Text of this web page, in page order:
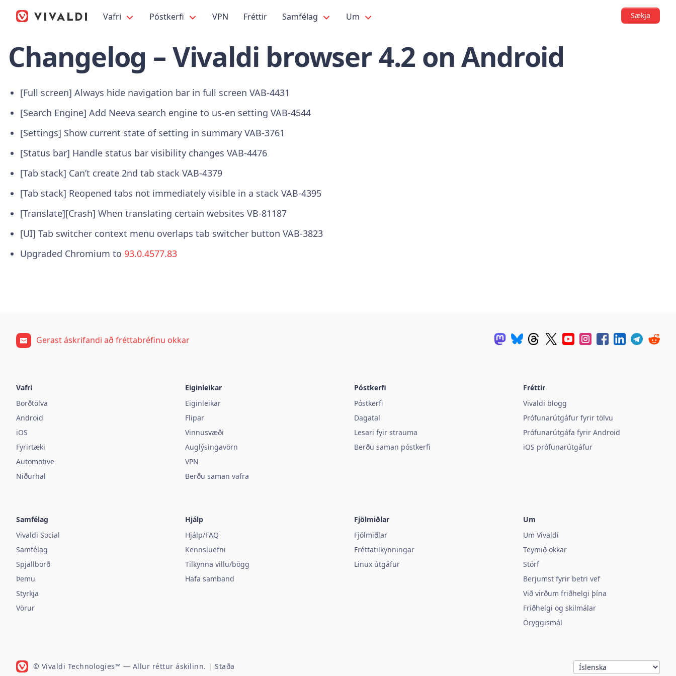
Vafri Póstkerfi VPN Fréttir Samfélag Um Sækja
Changelog – Vivaldi browser 4.2 on Android
[Full screen] Always hide navigation bar in full screen VAB-4431
[Search Engine] Add Neeva search engine to us-en setting VAB-4544
[Settings] Show current state of setting in summary VAB-3761
[Status bar] Handle status bar visibility changes VAB-4476
[Tab stack] Can’t create 2nd tab stack VAB-4379
[Tab stack] Reopened tabs not immediately visible in a stack VAB-4395
[Translate][Crash] When translating certain websites VB-81187
[UI] Tab switcher context menu overlaps tab switcher button VAB-3823
Upgraded Chromium to 93.0.4577.83
Gerast áskrifandi að fréttabréfinu okkar
Vafri
Borðtölva
Android
iOS
Fyrirtæki
Automotive
Niðurhal
Eiginleikar
Eiginleikar
Flipar
Vinnusvæði
Auglýsingavörn
VPN
Berðu saman vafra
Póstkerfi
Póstkerfi
Dagatal
Lesari fyir strauma
Berðu saman póstkerfi
Fréttir
Vivaldi blogg
Prófunarútgáfur fyrir tölvu
Prófunarútgáfa fyrir Android
iOS prófunarútgáfur
Samfélag
Vivaldi Social
Samfélag
Spjallborð
Þemu
Styrkja
Vörur
Hjálp
Hjálp/FAQ
Kennsluefni
Tilkynna villu/bögg
Hafa samband
Fjölmiðlar
Fjölmiðlar
Fréttatilkynningar
Linux útgáfur
Um
Um Vivaldi
Teymið okkar
Störf
Berjumst fyrir betri vef
Við virðum friðhelgi þína
Friðhelgi og skilmálar
Öryggismál
© Vivaldi Technologies™ — Allur réttur áskilinn. | Staða